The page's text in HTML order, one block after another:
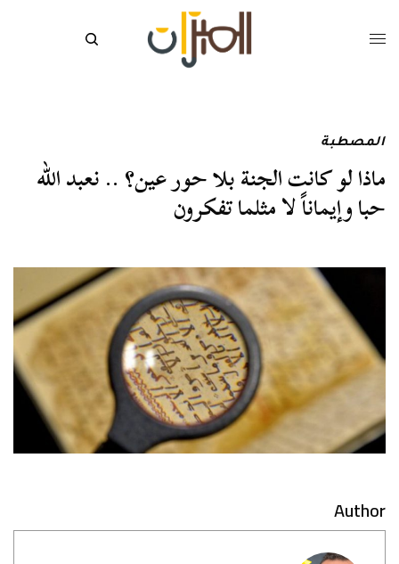
المصطبة
ماذا لو كانت الجنة بلا حور عين؟ .. نعبد الله
حبا وإيماناً لا مثلما تفكرون
Author